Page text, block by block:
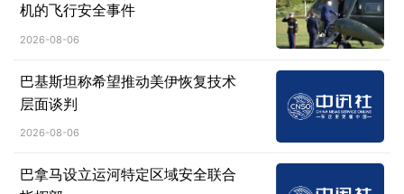
机的飞行安全事件
2026-08-06
巴基斯坦称希望推动美伊恢复技术
层面谈判
2026-08-06
巴拿马设立运河特定区域安全联合